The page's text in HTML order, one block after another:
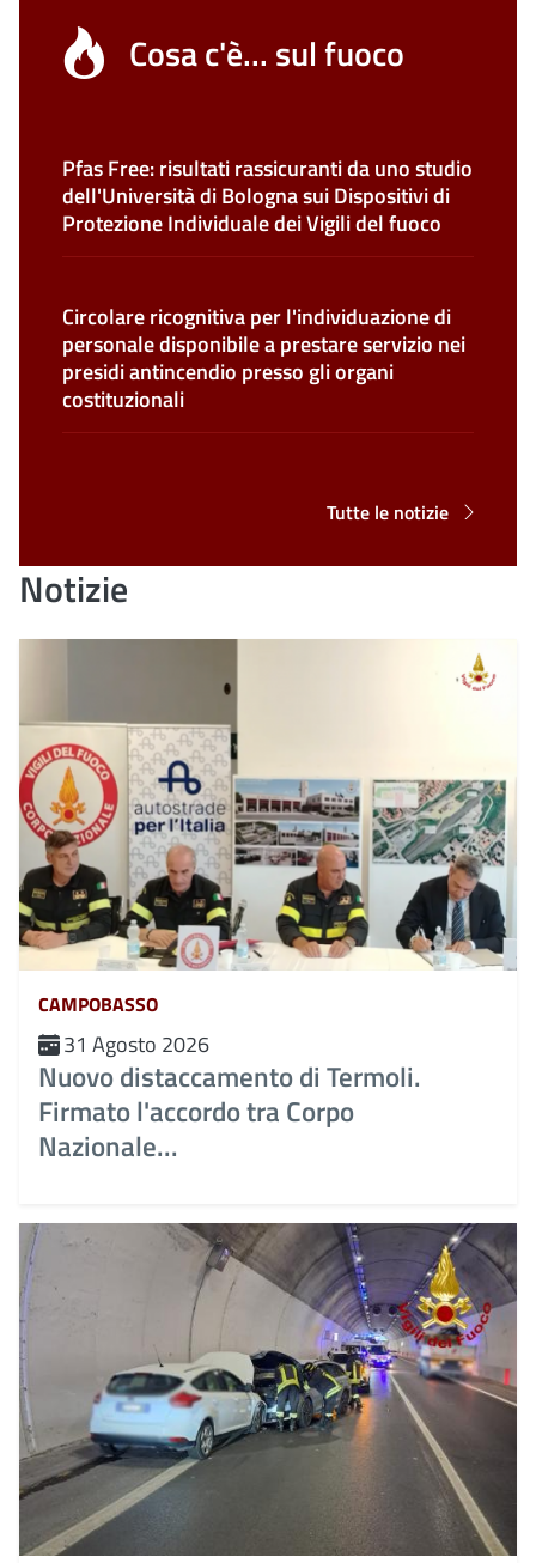
Notizie
CAMPOBASSO
31 Agosto 2026
Nuovo distaccamento di Termoli.
Firmato l'accordo tra Corpo
Nazionale...
Cosa c'è... sul fuoco
Pfas Free: risultati rassicuranti da uno studio
dell'Università di Bologna sui Dispositivi di
Protezione Individuale dei Vigili del fuoco
Circolare ricognitiva per l'individuazione di
personale disponibile a prestare servizio nei
presidi antincendio presso gli organi
costituzionali
Tutte le notizie